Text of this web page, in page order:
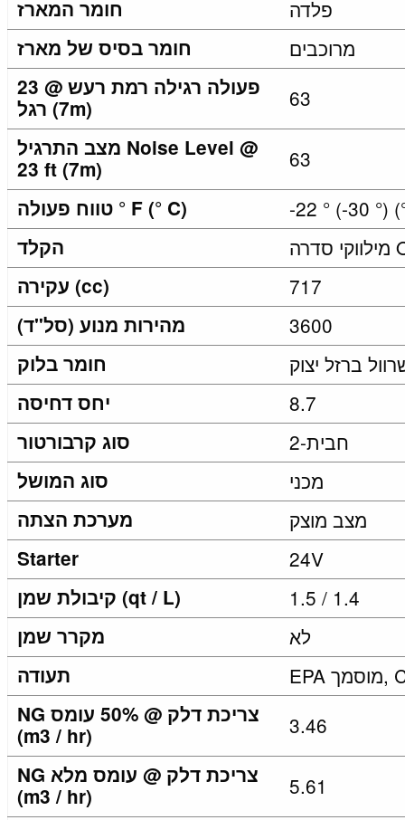
חומר המארז פלדה
חומר בסיס של מארז מרוכבים
פעולה רגילה רמת רעש @ 23
רגל (7m)
63
מצב התרגיל Noise Level @
23 ft (7m)
63
טווח פעולה ° F (° C)
הקלד
עקירה (cc)
717
מהירות מנוע (סל"ד) 3600
חומר בלוק ברזל יצוק
יחס דחיסה 8.7
סוג קרבורטור 2-חבית
סוג המושל מכני
מערכת הצתה מצב מוצק
Starter 24V
קיבולת שמן (qt / L) 1.5 / 1.4
מקרר שמן לא
תעודה
NG צריכת דלק @ 50% עומס
(m3 / hr)
3.46
NG צריכת דלק @ עומס מלא
(m3 / hr)
5.61